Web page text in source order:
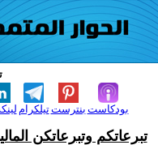
تيلكرامبنترست بودكاست
تبرعاتكم وتبرعاتكن